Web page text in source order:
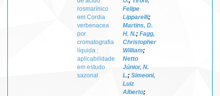
rosmarínico
em Cordia
verbenacea
por
cromatografia
líquida :
aplicabilidade
em estudo
sazonal
Felipe
Lipparelli;
Martins, D.
H. N.; Fagg,
Christopher
William;
Netto
Júnior, N.
L.; Simeoni,
Luiz
Alberto;